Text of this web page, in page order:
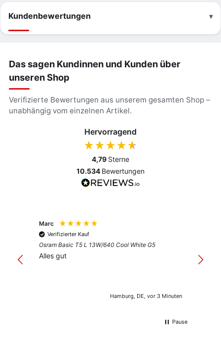
Kundenbewertungen
Das sagen Kundinnen und Kunden über
unseren Shop
Verifizierte Bewertungen aus unserem gesamten Shop –
unabhängig vom einzelnen Artikel.
Hervorragend
4,79 Sterne
10.534 Bewertungen
Marc
Verifizierter Kauf
Osram Basic T5 L 13W/640 Cool White G5
Alles gut
Hamburg, DE, vor 3 Minuten
Pause